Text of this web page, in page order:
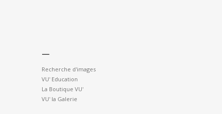
—
Recherche d'images
VU' Education
La Boutique VU'
VU' la Galerie